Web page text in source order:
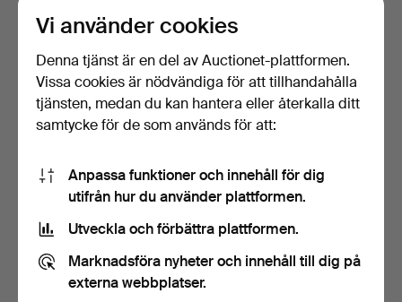
AV CHRISTIES KINESISKA
KON…
Sålt
216 USD
AV AUKTIONSKATALOGER
FÖR S…
Sålt
162 USD
Vi använder cookies
Denna tjänst är en del av Auctionet-plattformen.
Vissa cookies är nödvändiga för att tillhandahålla
tjänsten, medan du kan hantera eller återkalla ditt
samtycke för de som används för att:
Anpassa funktioner och innehåll för dig
utifrån hur du använder plattformen.
Utveckla och förbättra plattformen.
Marknadsföra nyheter och innehåll till dig på
externa webbplatser.